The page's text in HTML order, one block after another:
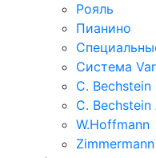
Рояль
Пианино
Система
C.
C.
W.Hoffmann
Zimmermann